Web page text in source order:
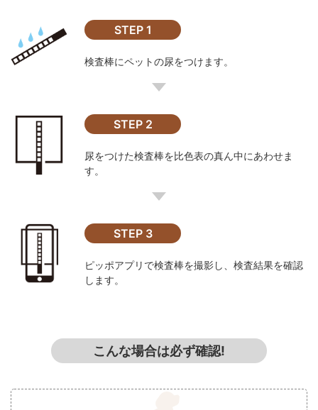
STEP 1
検査棒にペットの尿をつけます。
STEP 2
尿をつけた検査棒を比色表の真ん中にあわせま
す。
STEP 3
ピッポアプリで検査棒を撮影し、検査結果を確認
します。
こんな場合は必ず確認!